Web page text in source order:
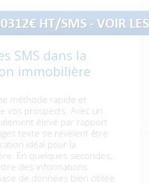
SMS dans la
immobilière
méthode rapide et
vos prospects. Avec un
élevé par rapport
texte se révèlent être
idéal pour la
En quelques secondes,
des informations
de données bien ciblée.